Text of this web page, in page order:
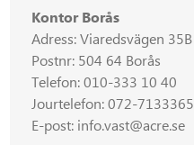
Kontor Borås
Adress: Viaredsvägen 35B
Postnr: 504 64 Borås
Telefon:010-333 10 40
Jourtelefon:072-7133365
E-post: info.vast@acre.se